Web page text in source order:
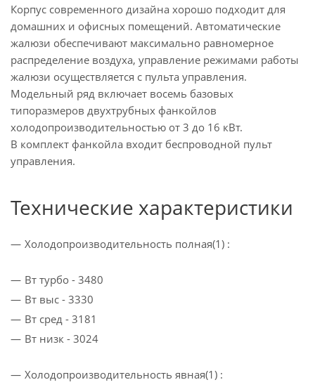
Корпус современного дизайна хорошо подходит для
домашних и офисных помещений. Автоматические
жалюзи обеспечивают максимально равномерное
распределение воздуха, управление режимами работы
жалюзи осуществляется с пульта управления.
Модельный ряд включает восемь базовых
типоразмеров двухтрубных фанкойлов
холодопроизводительностью от 3 до 16 кВт.
В комплект фанкойла входит беспроводной пульт
управления.
Технические характеристики
Холодопроизводительность полная(1) :
Вт турбо - 3480
Вт выс - 3330
Вт сред - 3181
Вт низк - 3024
Холодопроизводительность явная(1) :